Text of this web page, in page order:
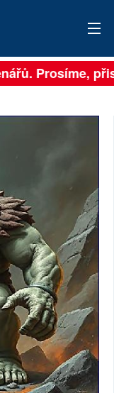
Prosíme,